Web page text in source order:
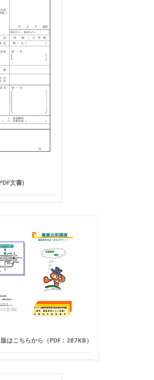
文書)
はこちらから（PDF：287KB）